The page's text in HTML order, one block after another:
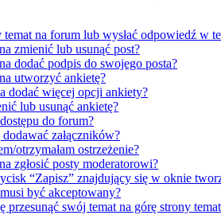
na forum lub wysłać odpowiedź w
zmienić lub usunąć post?
dodać podpis do swojego posta?
utworzyć ankietę?
dodać więcej opcji ankiety?
lub usunąć ankietę?
do forum?
załączników?
otrzymałam ostrzeżenie?
zgłosić posty moderatorowi?
“Zapisz” znajdujący się w oknie
być akceptowany?
przesunąć swój temat na górę strony